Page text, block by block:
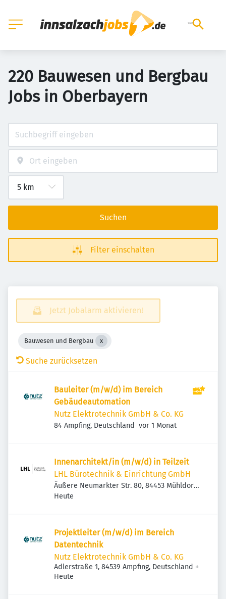
220 Bauwesen und Bergbau
Jobs in Oberbayern
Suchen
Filter einschalten
Jetzt Jobalarm aktivieren!
Bauwesen und Bergbau
Suche zurücksetzen
Bauleiter (m/w/d) im Bereich
Gebäudeautomation
Nutz Elektrotechnik GmbH & Co. KG
84 Ampfing, Deutschland Veröffentlicht
vor 1 Monat
Innenarchitekt/in (m/w/d) in Teilzeit
LHL Bürotechnik & Einrichtung GmbH
Äußere Neumarkter Str. 80, 84453 Mühldorf
am Inn, Deutschland
Veröffentlicht
Heute
Projektleiter (m/w/d) im Bereich
Datentechnik
Nutz Elektrotechnik GmbH & Co. KG
Adlerstraße 1, 84539 Ampfing, Deutschland +
Veröffentlicht
Heute